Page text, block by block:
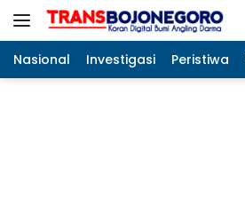
Langsung
Nasional Investigasi Peristiwa